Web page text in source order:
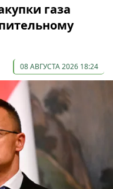
газа
08 АВГУСТА 2026 18:24